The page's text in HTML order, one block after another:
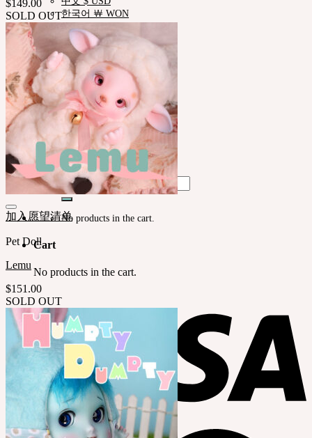
한국어 ￦ WON
ROSETTE
English $ USD
English € EUR
日本語 ￥ JPY
中文 $ USD
한국어 ￦ WON
LILA
English $ USD
English € EUR
日本語 ￥ JPY
中文 $ USD
한국어 ￦ WON
Search
for:
No products in the cart.
Cart
No products in the cart.
$149.00
SOLD OUT
加入愿望清单
Pet Doll
Lemu
$151.00
SOLD OUT